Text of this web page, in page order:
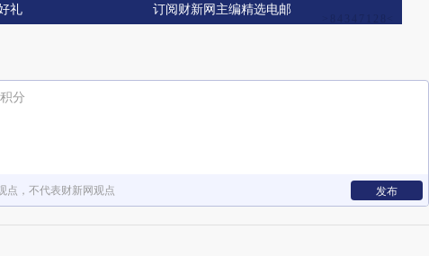
礼 订阅财新网主编精选电邮
分
点，不代表财新网观点 发布